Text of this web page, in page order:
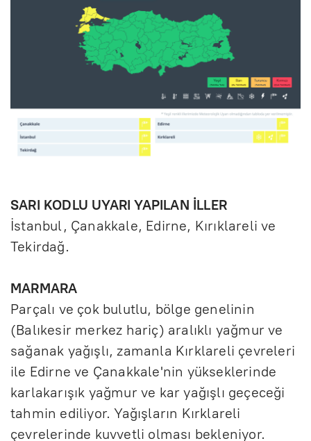
SARI KODLU UYARI YAPILAN İLLER
İstanbul, Çanakkale, Edirne, Kırıklareli ve
Tekirdağ.
MARMARA
Parçalı ve çok bulutlu, bölge genelinin
(Balıkesir merkez hariç) aralıklı yağmur ve
sağanak yağışlı, zamanla Kırklareli çevreleri
ile Edirne ve Çanakkale'nin yükseklerinde
karlakarışık yağmur ve kar yağışlı geçeceği
tahmin ediliyor. Yağışların Kırklareli
çevrelerinde kuvvetli olması bekleniyor.